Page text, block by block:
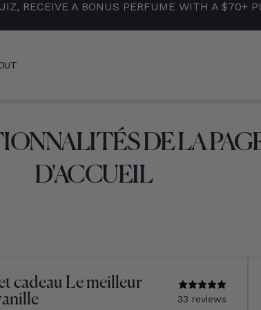
RECEIVE A BONUS PERFUME WITH A $70+
DE LA
D'ACCUEIL
cadeau Le meilleur
33 reviews